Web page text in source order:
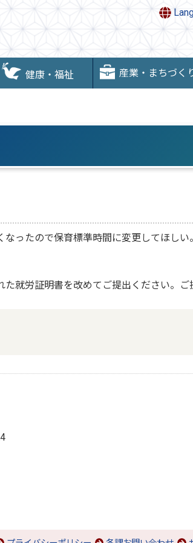
健康・福祉 産業・まちづく
ったので保育標準時間に変更してほしい。
就労証明書を改めてご提出ください。ご